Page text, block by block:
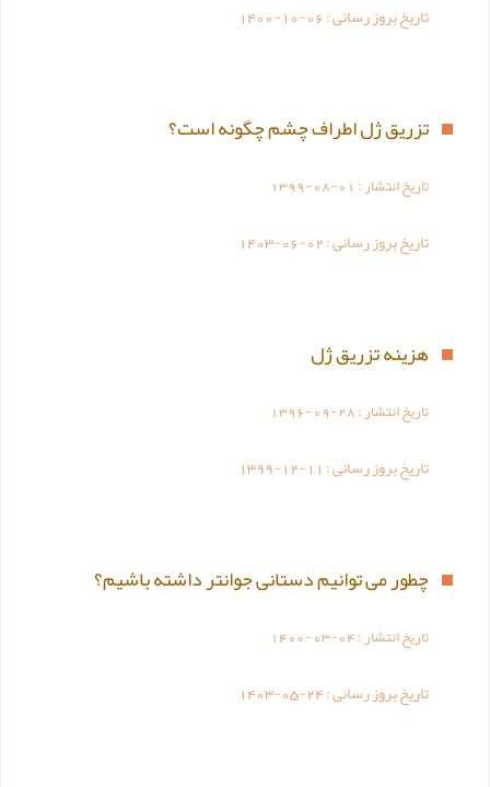
تاریخ بروز رسانی :1400-10-06
تزریق ژل اطراف چشم چگونه است؟
تاریخ انتشار : 1399-08-01
تاریخ بروز رسانی :1403-06-02
هزینه تزریق ژل
تاریخ انتشار :1396-09-28
تاریخ بروز رسانی : 1399-12-11
چطور می توانیم دستانی جوانتر داشته باشیم؟
تاریخ انتشار :1400-03-04
تاریخ بروز رسانی :1403-05-24